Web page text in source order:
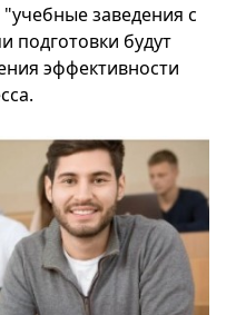
заведения с
подготовки будут
эффективности